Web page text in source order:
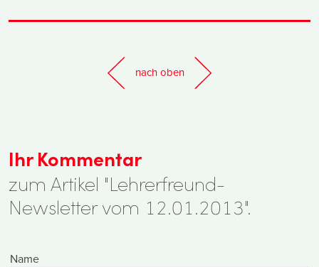
nach oben
Ihr Kommentar
zum Artikel "Lehrerfreund-
Newsletter vom 12.01.2013".
Name